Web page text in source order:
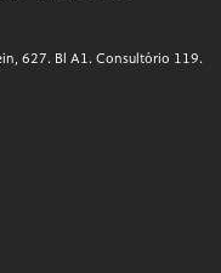
627. Bl A1. Consultório 119.